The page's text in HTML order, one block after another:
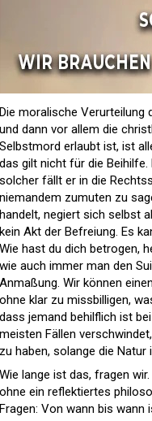
Die moralische
und dann vor allem die
Selbstmord erlaubt ist, ist
das gilt nicht für die
solcher fällt er in die
niemandem zumuten zu
handelt, negiert sich selbst
kein Akt der Befreiung. Es
Wie hast du dich
wie auch immer man den
Anmaßung. Wir können
ohne klar zu missbilligen,
dass jemand behilflich ist
meisten Fällen
zu haben, solange die Natur
Wie lange ist das, fragen
ohne ein reflektiertes
Fragen: Von wann bis